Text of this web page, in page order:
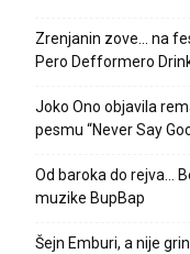
Zrenjanin zove… na
Pero Defformero
Joko Ono objavila
pesmu “Never Say
Od baroka do rejva…
muzike BupBap
Šejn Emburi, a nije